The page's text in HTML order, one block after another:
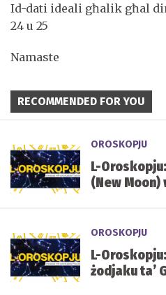
Id-dati ideali għalik għal
24 u 25
Namaste
RECOMMENDED FOR YOU
OROSKOPJU
L-
(New Moon)
OROSKOPJU
L-
żodjaku ta’